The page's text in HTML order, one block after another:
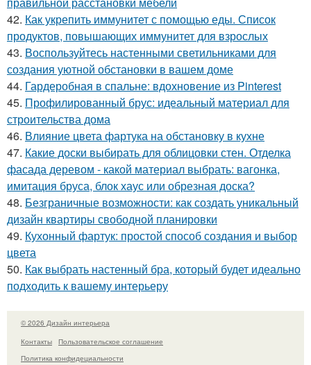
42. Как укрепить иммунитет с помощью еды. Список
продуктов, повышающих иммунитет для взрослых
43. Воспользуйтесь настенными светильниками для
создания уютной обстановки в вашем доме
44. Гардеробная в спальне: вдохновение из Pinterest
45. Профилированный брус: идеальный материал для
строительства дома
46. Влияние цвета фартука на обстановку в кухне
47. Какие доски выбирать для облицовки стен. Отделка
фасада деревом - какой материал выбрать: вагонка,
имитация бруса, блок хаус или обрезная доска?
48. Безграничные возможности: как создать уникальный
дизайн квартиры свободной планировки
49. Кухонный фартук: простой способ создания и выбор
цвета
50. Как выбрать настенный бра, который будет идеально
подходить к вашему интерьеру
© 2026 Дизайн интерьера
Контакты
Пользовательское соглашение
Политика конфидециальности